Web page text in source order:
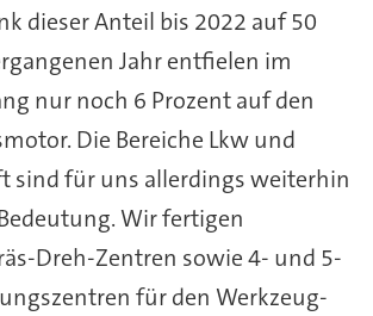
dieser Anteil bis 2022 auf 50
Jahr entfielen im
nur noch 6 Prozent auf den
Die Bereiche Lkw und
sind für uns allerdings weiterhin
Wir fertigen
Dreh-Zentren sowie 4- und 5-
für den Werkzeug-